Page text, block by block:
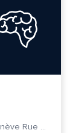
Cité des Métiers du Grand Genève Rue Prévost-Martin 6 1205 Genève